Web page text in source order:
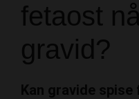
fetaost
gravid?
Kan gravide